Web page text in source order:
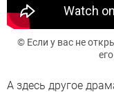
© Если у вас не
А здесь другое